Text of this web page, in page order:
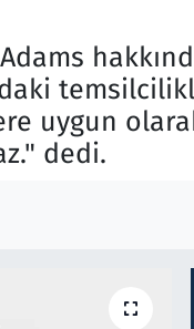
uygun
dedi.